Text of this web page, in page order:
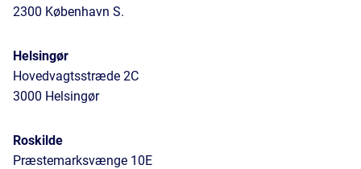
2300 København S.
Helsingør
Hovedvagtsstræde 2C
3000 Helsingør
Roskilde
Præstemarksvænge 10E